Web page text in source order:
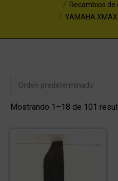
Recambios
YAMAHA
Mostrando 1–18 de 101